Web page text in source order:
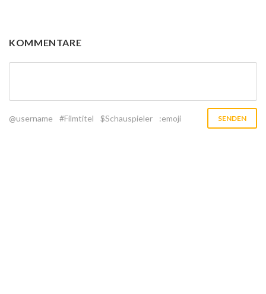
KOMMENTARE
@username #Filmtitel $Schauspieler :emoji